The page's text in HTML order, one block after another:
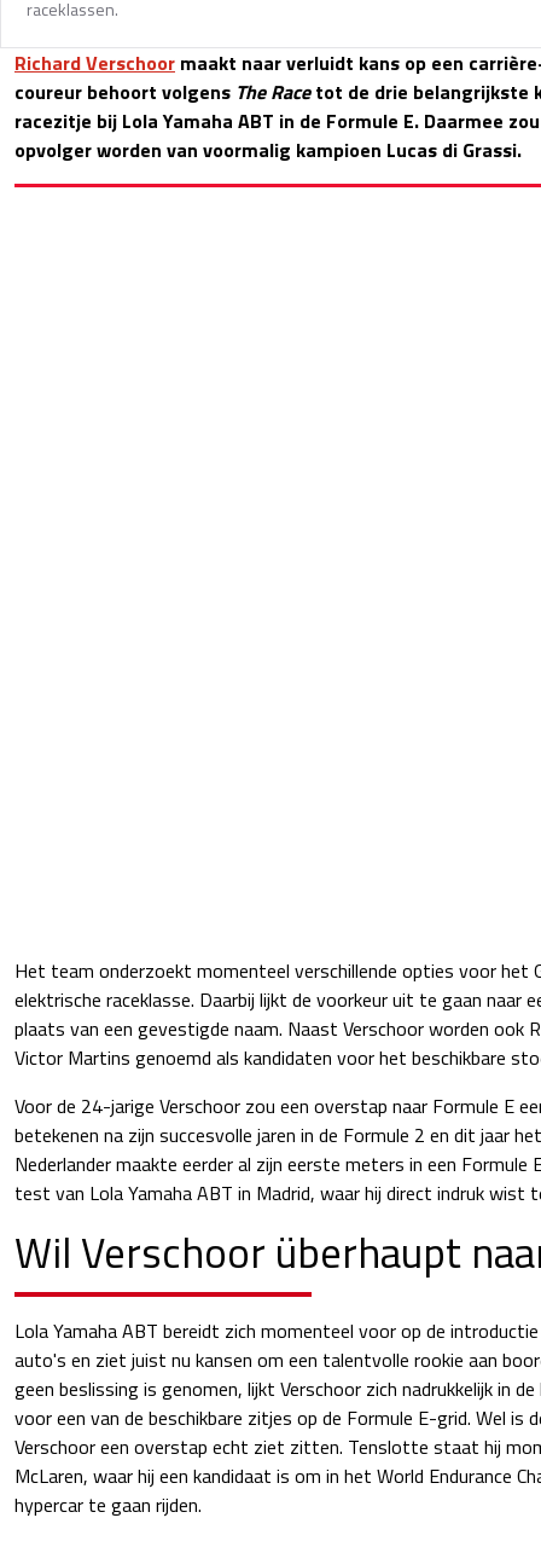
raceklassen.
Richard Verschoor maakt naar verluidt kans op een
coureur behoort volgens The Racetot de drie belangrijkste
racezitje bij Lola Yamaha ABT in de Formule E. Daarmee
opvolger worden van voormalig kampioen Lucas di Grassi.
Het team onderzoekt momenteel verschillende opties voor het
elektrische raceklasse. Daarbij lijkt de voorkeur uit te gaan naar
plaats van een gevestigde naam. Naast Verschoor worden ook
Victor Martins genoemd als kandidaten voor het beschikbare
Voor de 24-jarige Verschoor zou een overstap naar Formule E
betekenen na zijn succesvolle jaren in de Formule 2 en dit jaar
Nederlander maakte eerder al zijn eerste meters in een
test van Lola Yamaha ABT in Madrid, waar hij direct indruk wist
Wil Verschoor überhaupt
Lola Yamaha ABT bereidt zich momenteel voor op de
auto's en ziet juist nu kansen om een talentvolle rookie aan
geen beslissing is genomen, lijkt Verschoor zich nadrukkelijk in
voor een van de beschikbare zitjes op de Formule E-grid. Wel is
Verschoor een overstap echt ziet zitten. Tenslotte staat hij
McLaren, waar hij een kandidaat is om in het World Endurance
hypercar te gaan rijden.